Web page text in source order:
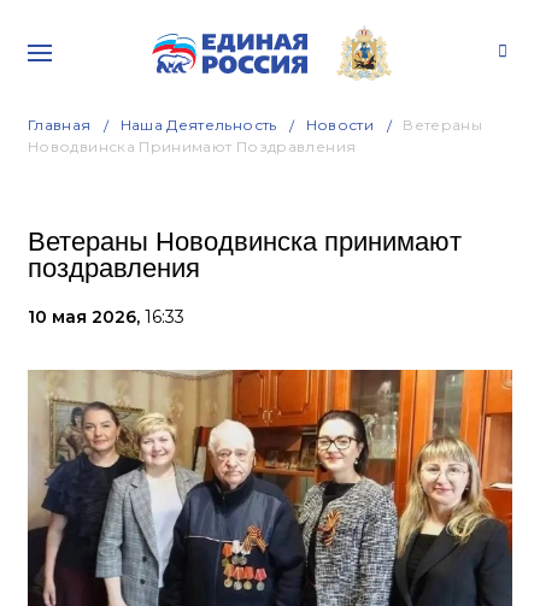
Главная Наша Деятельность Новости
Ветераны
Новодвинска Принимают Поздравления
Ветераны Новодвинска принимают
поздравления
10 мая 2026, 16:33